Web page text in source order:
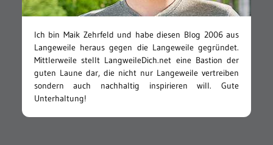
Ich bin Maik Zehrfeld und habe diesen Blog 2006 aus
Langeweile heraus gegen die Langeweile gegründet.
Mittlerweile stellt LangweileDich.net eine Bastion der
guten Laune dar, die nicht nur Langeweile vertreiben
sondern auch nachhaltig inspirieren will. Gute
Unterhaltung!